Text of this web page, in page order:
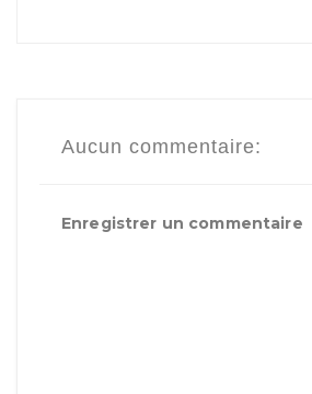
Aucun commentaire:
Enregistrer un commentaire